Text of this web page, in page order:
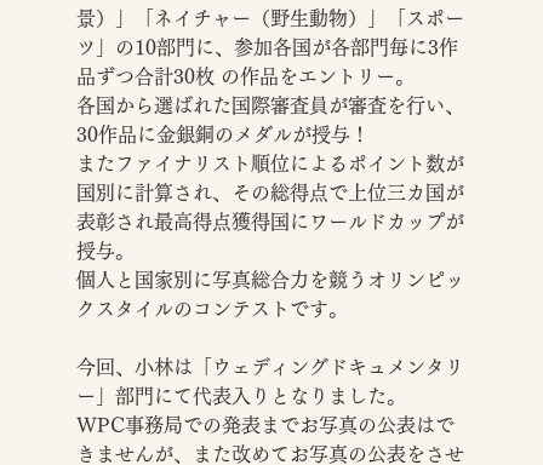
景）」「ネイチャー（野生動物）」「スポー
ツ」の10部門に、参加各国が各部門毎に3作
品ずつ合計30枚 の作品をエントリー。
各国から選ばれた国際審査員が審査を行い、
30作品に金銀銅のメダルが授与！
またファイナリスト順位によるポイント数が
国別に計算され、その総得点で上位三カ国が
表彰され最高得点獲得国にワールドカップが
授与。
個人と国家別に写真総合力を競うオリンピッ
クスタイルのコンテストです。
今回、小林は「ウェディングドキュメンタリ
ー」部門にて代表入りとなりました。
WPC事務局での発表までお写真の公表はで
きませんが、また改めてお写真の公表をさせ